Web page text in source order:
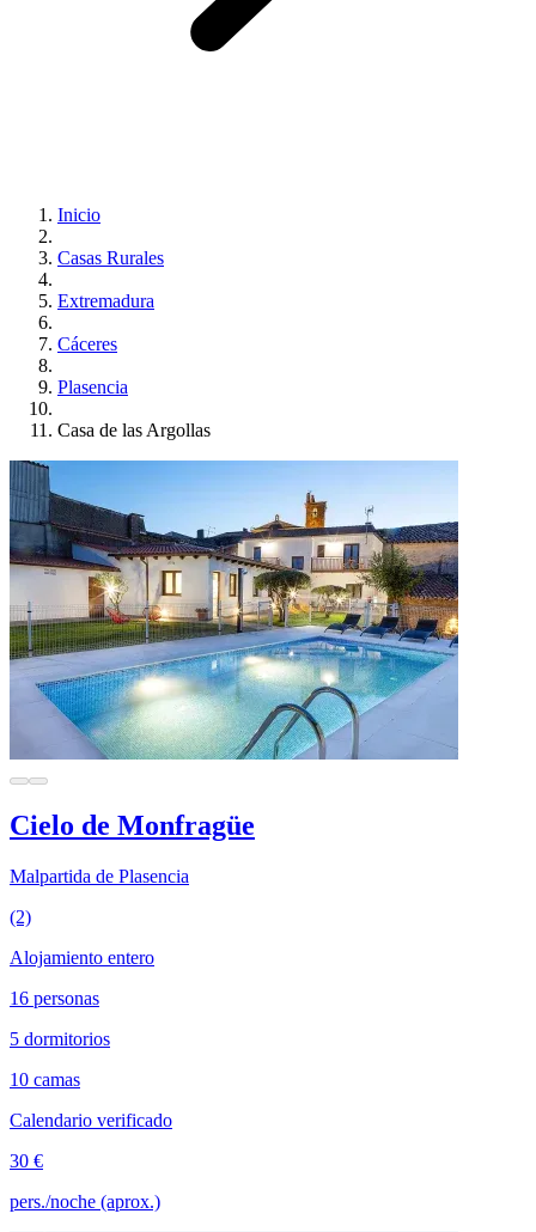
Inicio
Casas Rurales
Extremadura
Cáceres
Plasencia
Casa de las Argollas
Cielo de Monfragüe
Malpartida de Plasencia
(2)
Alojamiento entero
16 personas
5 dormitorios
10 camas
Calendario verificado
30 €
pers./noche (aprox.)